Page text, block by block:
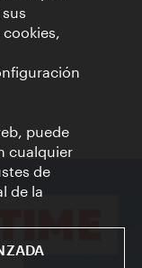
cookies,
puede
cualquier
de
de la